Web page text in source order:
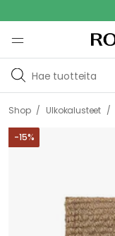
Shop / Ulkokalusteet /
-15%